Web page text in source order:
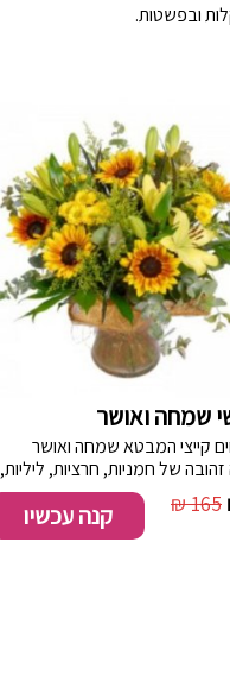
ובפשטות.
שמחה ואושר
קייצי המבטא שמחה ואושר
של חמניות, חרציות, ליליות,
וענפי קישוט.
165 ₪ קנה עכשיו